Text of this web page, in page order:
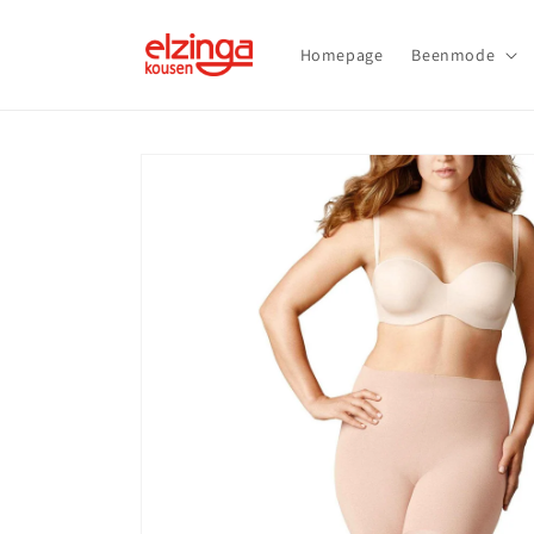
Homepage Beenmode